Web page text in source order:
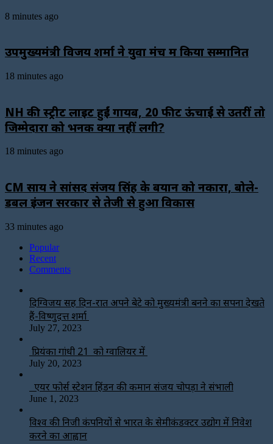
8 minutes ago
उपमुख्यमंत्री विजय शर्मा ने युवा मंच में किया सम्मानित
18 minutes ago
NH की स्ट्रीट लाइटें हुईं गायब, 20 फीट ऊंचाई से उतरीं तो
जिम्मेदारों को भनक क्यों नहीं लगी?
18 minutes ago
CM साय ने सांसद संजय सिंह के बयान को नकारा, बोले-
डबल इंजन सरकार से तेजी से हुआ विकास
33 minutes ago
Popular
Recent
Comments
दिग्विजय सिंह दिन-रात अपने बेटे को मुख्यमंत्री बनने का सपना देखते
हैं-विष्णुदत्त शर्मा
July 27, 2023
प्रियंका गांधी 21 को ग्वालियर में
July 20, 2023
एयर फोर्स स्टेशन हिंडन की कमान संजय चोपड़ा ने संभाली
June 1, 2023
विश्‍व की निजी कंपनियों से भारत के सेमीकंडक्टर उद्योग में निवेश
करने का आह्वान